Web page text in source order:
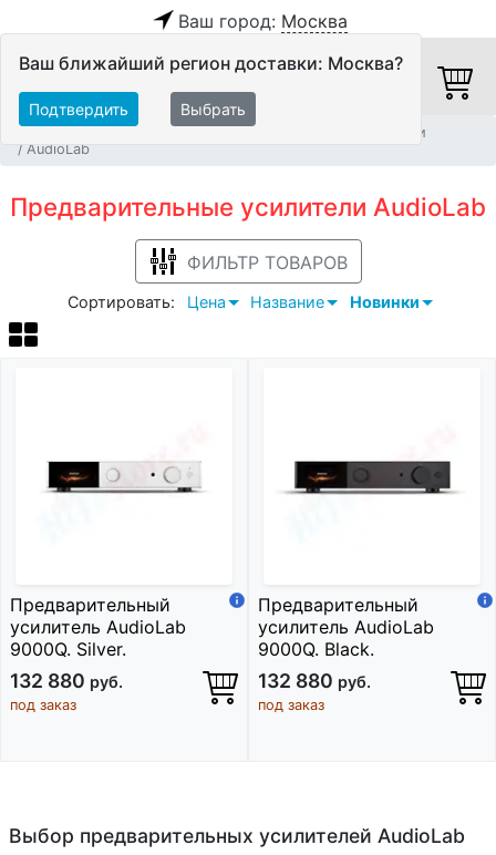
Ваш город: Москва
Ваш ближайший регион доставки: Москва?
Подтвердить Выбрать
Предварительные усилители
AudioLab
Предварительные усилители AudioLab
ФИЛЬТР ТОВАРОВ
Сортировать: Цена Название Новинки
Предварительный
усилитель AudioLab
9000Q. Silver.
132 880 руб.
под заказ
Предварительный
усилитель AudioLab
9000Q. Black.
132 880 руб.
под заказ
Выбор предварительных усилителей AudioLab